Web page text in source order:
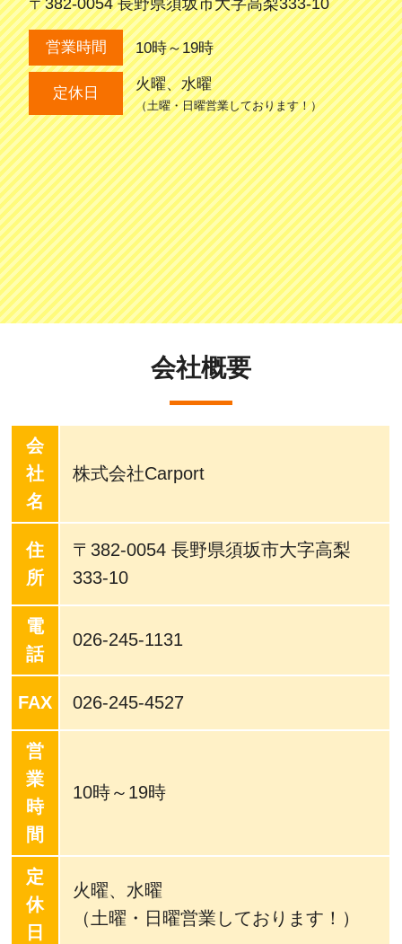
〒382-0054 長野県須坂市大字高梨333-10
営業時間 10時～19時
定休日
火曜、水曜
（土曜・日曜営業しております！）
会社概要
会
社
名
株式会社Carport
住
所
〒382-0054 長野県須坂市大字高梨
333-10
電
話
026-245-1131
FAX 026-245-4527
営
業
時
間
10時～19時
定
休
日
火曜、水曜
（土曜・日曜営業しております！）